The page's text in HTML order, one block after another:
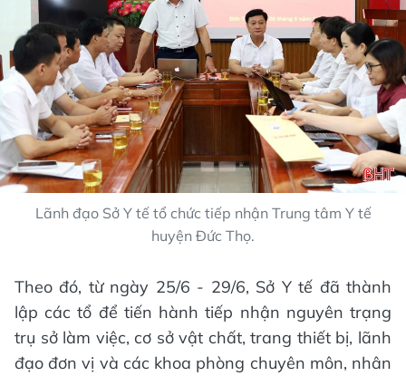
Lãnh đạo Sở Y tế tổ chức tiếp nhận Trung tâm Y tế
huyện Đức Thọ.
Theo đó, từ ngày 25/6 - 29/6, Sở Y tế đã thành
lập các tổ để tiến hành tiếp nhận nguyên trạng
trụ sở làm việc, cơ sở vật chất, trang thiết bị, lãnh
đạo đơn vị và các khoa phòng chuyên môn, nhân